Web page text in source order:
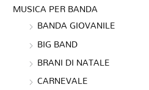
MUSICA PER BANDA
BANDA GIOVANILE
BIG BAND
BRANI DI NATALE
CARNEVALE